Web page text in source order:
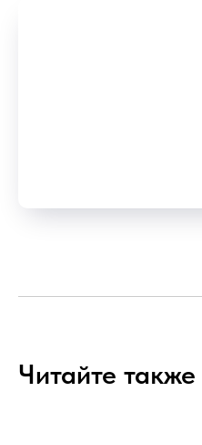
Читайте также